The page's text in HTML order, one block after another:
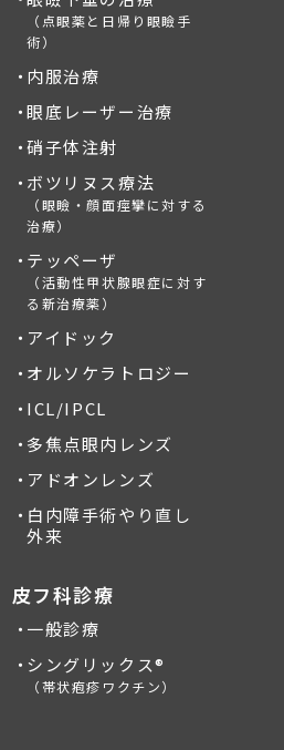
（点眼薬と日帰り眼瞼手
術）
内服治療
眼底レーザー治療
硝子体注射
ボツリヌス療法
（眼瞼・顔面痙攣に対する
治療）
テッペーザ
（活動性甲状腺眼症に対す
る新治療薬）
アイドック
オルソケラトロジー
ICL/IPCL
多焦点眼内レンズ
アドオンレンズ
白内障手術やり直し
外来
皮フ科診療
一般診療
シングリックス®
（帯状疱疹ワクチン）